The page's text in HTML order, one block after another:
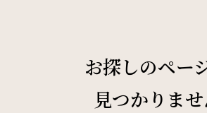
Roomsお探しのペー
見つかりま